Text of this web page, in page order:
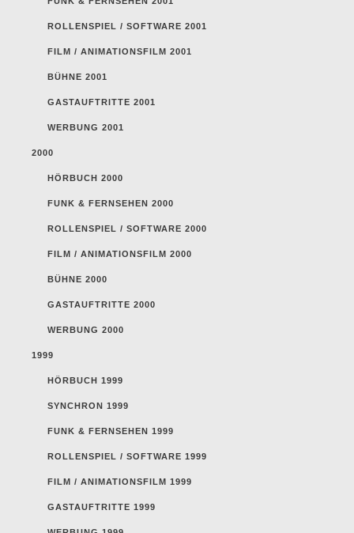
ROLLENSPIEL / SOFTWARE 2001
FILM / ANIMATIONSFILM 2001
BÜHNE 2001
GASTAUFTRITTE 2001
WERBUNG 2001
2000
HÖRBUCH 2000
FUNK & FERNSEHEN 2000
ROLLENSPIEL / SOFTWARE 2000
FILM / ANIMATIONSFILM 2000
BÜHNE 2000
GASTAUFTRITTE 2000
WERBUNG 2000
1999
HÖRBUCH 1999
SYNCHRON 1999
FUNK & FERNSEHEN 1999
ROLLENSPIEL / SOFTWARE 1999
FILM / ANIMATIONSFILM 1999
GASTAUFTRITTE 1999